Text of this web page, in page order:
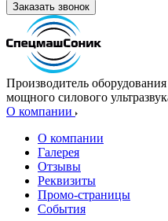
Заказать звонок
Производитель оборудования
мощного силового
О компании
О компании
Галерея
Отзывы
Реквизиты
Промо-страницы
События